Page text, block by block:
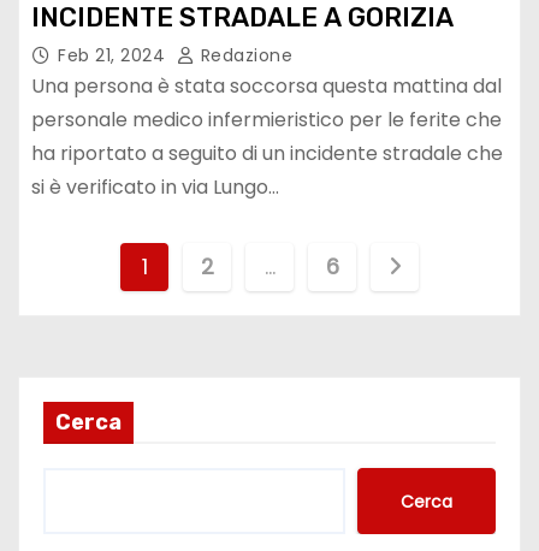
INCIDENTE STRADALE A GORIZIA
Feb 21, 2024 Redazione
Una persona è stata soccorsa questa mattina dal
personale medico infermieristico per le ferite che
ha riportato a seguito di un incidente stradale che
si è verificato in via Lungo…
1 2 … 6
Cerca
Cerca